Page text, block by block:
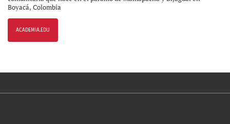
Boyacá, Colombia
ACADEMIA.EDU